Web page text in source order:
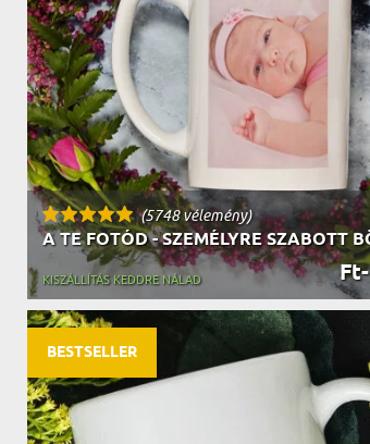
APÓSÉKNAK
(5748 vélemény)
A TE FOTÓD - SZEMÉLYRE SZABOTT
Ft-
KISZÁLLÍTÁS KEDDRE NÁLAD
BESTSELLER